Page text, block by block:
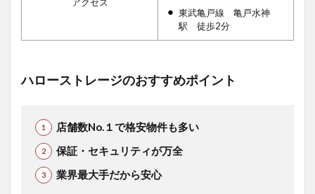
東武亀戸線 亀戸水神
駅 徒歩2分
ハローストレージのおすすめポイント
店舗数No.１で格安物件も多い
保証・セキュリティが万全
業界最大手だから安心